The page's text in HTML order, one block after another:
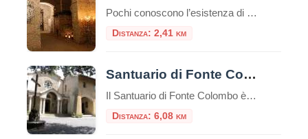
Pochi conoscono l’esistenza di ampi ambienti che inglobano vestigia romane sotto l’odierna via Roma a Rieti. E questo non sorprende se si considera che fino a pochi anni fa, i primi a non saperlo erano i reatini stessi. Le cose fortunatamente sono cambiate, ma ancor
Distanza: 2,41 km
Santuario di Fonte Colombo
Il Santuario di Fonte Colombo è un luogo di grande importanza storica e religiosa situato nei pressi di Rieti, nella regione del Lazio, in Italia. Il santuario è dedicato a San Francesco d’Assisi, fondatore dell’ordine francescano. Il santuario è considerato il Sinai francescano. Qui tutto è sacro: gli edifici e il bosco stesso, perché racchiude […]
Distanza: 6,08 km